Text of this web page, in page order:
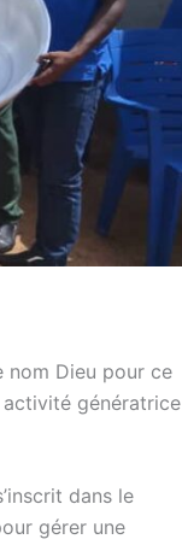
nom Dieu pour ce
activité génératrice
dans le
gérer une